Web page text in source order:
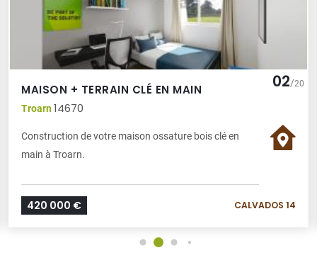
02/20
MAISON + TERRAIN CLÉ EN MAIN
Troarn14670
Construction de votre maison ossature bois clé en
main à Troarn.
420 000 € CALVADOS 14